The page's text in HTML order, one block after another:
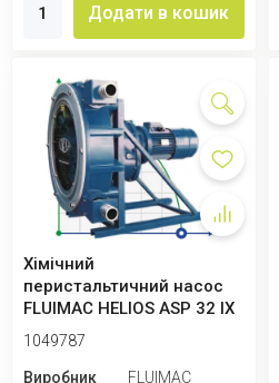
Додати в кошик
Хімічний
перистальтичний насос
FLUIMAC HELIOS ASP 32 IX
4116 л/год, 1,5 кВт, ...
1049787
Виробник
FLUIMAC